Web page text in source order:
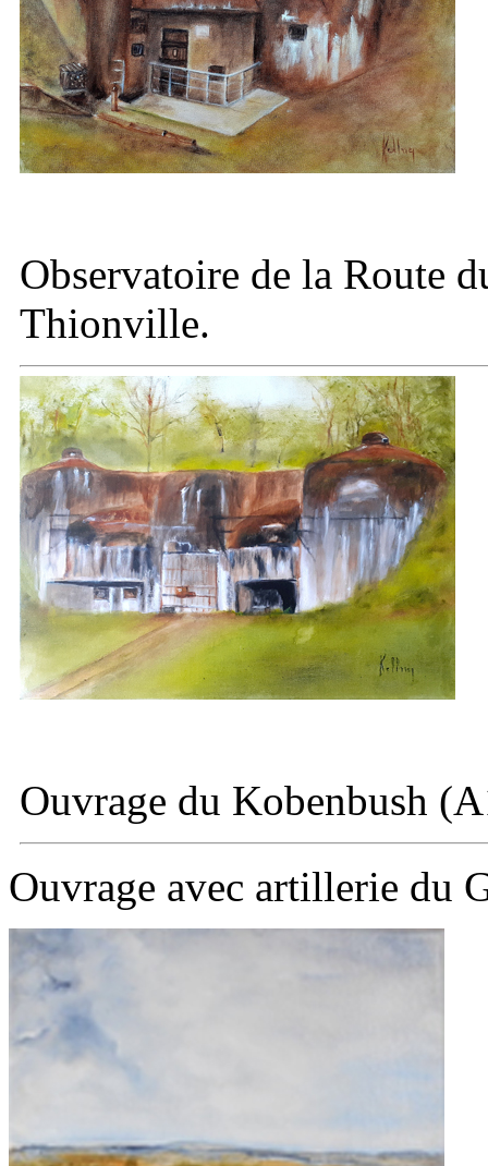
Observatoire de la Route
Thionville.
Ouvrage du Kobenbush
Ouvrage avec artillerie du